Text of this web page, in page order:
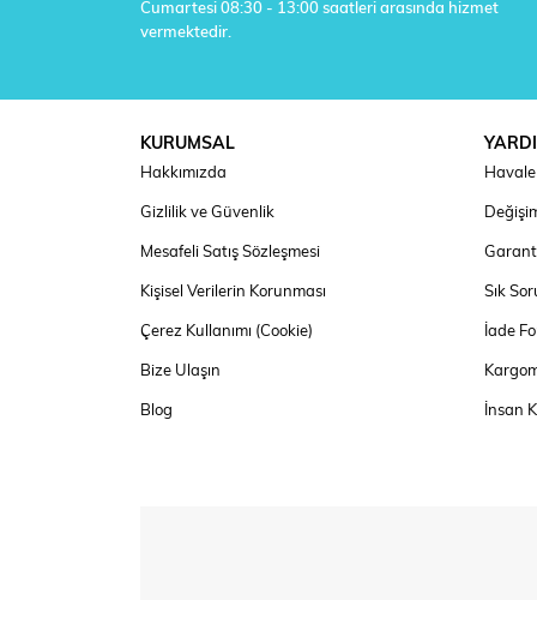
Cumartesi 08:30 - 13:00 saatleri arasında hizmet
vermektedir.
KURUMSAL
Hakkımızda
Gizlilik ve Güvenlik
Mesafeli Satış Sözleşmesi
Kişisel Verilerin Korunması
Çerez Kullanımı (Cookie)
Bize Ulaşın
Blog
Sık
İade
İnsan